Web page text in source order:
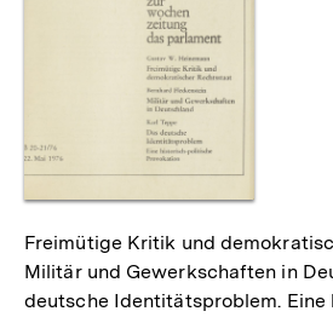
Freimütige Kritik und
Militär und Gewerkschaften in
deutsche Identitätsproblem.